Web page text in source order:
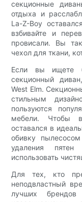
секционные
отдыха и
La-Z-Boy
взбивайте и
провисали. Вы
чехол для ткани,
Если вы ищете
секционный
West Elm.
стильным
пользуются
мебели. Чтобы
оставался в
обивку
удаления
использовать
Для тех, кто
неподвластный
лучших брендов